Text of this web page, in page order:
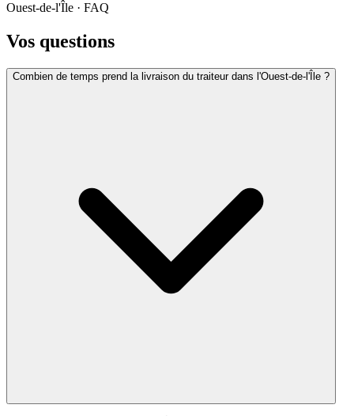
Ouest-de-l'Île · FAQ
Vos questions
Combien de temps prend la livraison du traiteur dans l'Ouest-de-l'Île ?